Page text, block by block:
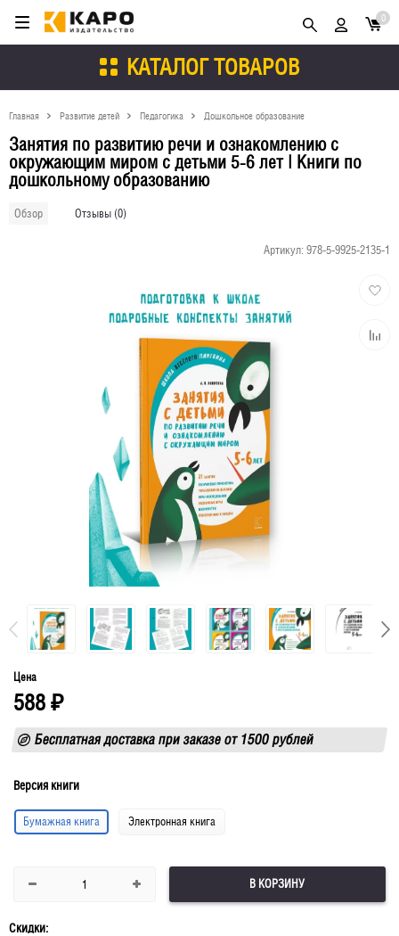
КАТАЛОГ ТОВАРОВ
0
Главная Развитие детей Педагогика Дошкольное образование
Занятия по развитию речи и ознакомлению с
окружающим миром с детьми 5-6 лет | Книги по
дошкольному образованию
Обзор Отзывы (0)
Артикул: 978-5-9925-2135-1
Цена
588 ₽
Бесплатная доставка при заказе от 1500 рублей
Версия книги
Бумажная книга Электронная книга
В КОРЗИНУ
Скидки: